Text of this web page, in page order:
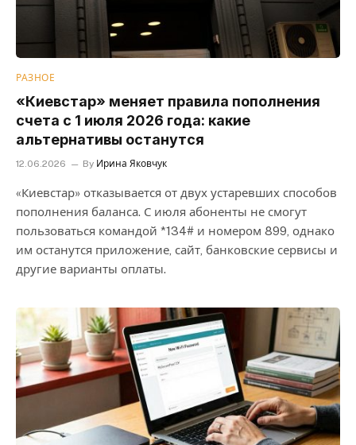
РАЗНОЕ
«Киевстар» меняет правила пополнения
счета с 1 июля 2026 года: какие
альтернативы останутся
12.06.2026 By Ирина Яковчук
«Киевстар» отказывается от двух устаревших способов
пополнения баланса. С июля абоненты не смогут
пользоваться командой *134# и номером 899, однако
им останутся приложение, сайт, банковские сервисы и
другие варианты оплаты.